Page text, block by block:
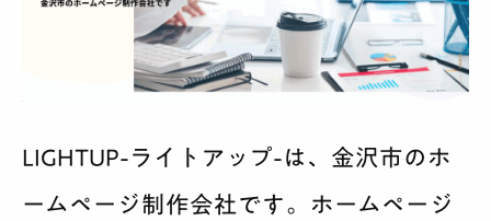
LIGHTUP-ライトアップ-は、金沢市のホ
ームページ制作会社です。ホームページ